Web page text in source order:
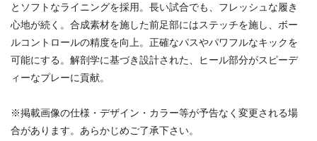
とソフトなライニングを採用。長い試合でも、フレッシュな履き
心地が続く。合成素材を施した前足部にはステッチを施し、ボー
ルコントロールの精度を向上。正確なパスやパワフルなキックを
可能にする。解剖学に基づき設計された、ヒール部分がスピーデ
ィーなプレーに貢献。
※掲載画像の仕様・デザイン・カラー等が予告なく変更される場
合があります。あらかじめご了承下さい。